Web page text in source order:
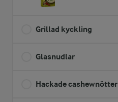
Grillad kyckling
Glasnudlar
Hackade cashewnötter